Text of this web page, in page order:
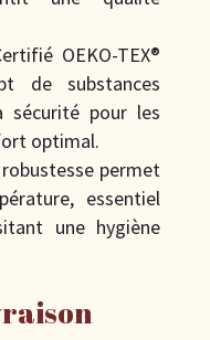
OEKO-TEX®
de substances
sécurité pour les
optimal.
robustesse permet
essentiel
une hygiène